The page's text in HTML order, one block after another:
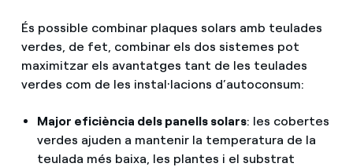
És possible combinar plaques solars amb teulades
verdes, de fet, combinar els dos sistemes pot
maximitzar els avantatges tant de les teulades
verdes com de les instal·lacions d’autoconsum:
Major eficiència dels panells solars: les cobertes
verdes ajuden a mantenir la temperatura de la
teulada més baixa, les plantes i el substrat